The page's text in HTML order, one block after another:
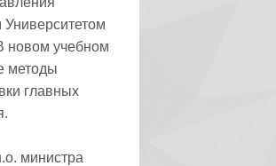
новом учебном
методы
главных
министра